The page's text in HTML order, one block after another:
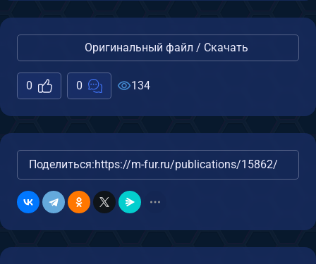
Оригинальный файл / Скачать
0 0 134
Поделиться:https://m-fur.ru/publications/15862/